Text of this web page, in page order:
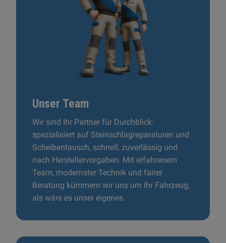
Unser Team
Wir sind Ihr Partner für Durchblick:
spezialisiert auf Steinschlagreparaturen und
Scheibentausch, schnell, zuverlässig und
nach Herstellervorgaben. Mit erfahrenem
Team, modernster Technik und fairer
Beratung kümmern wir uns um Ihr Fahrzeug,
als wäre es unser eigenes.